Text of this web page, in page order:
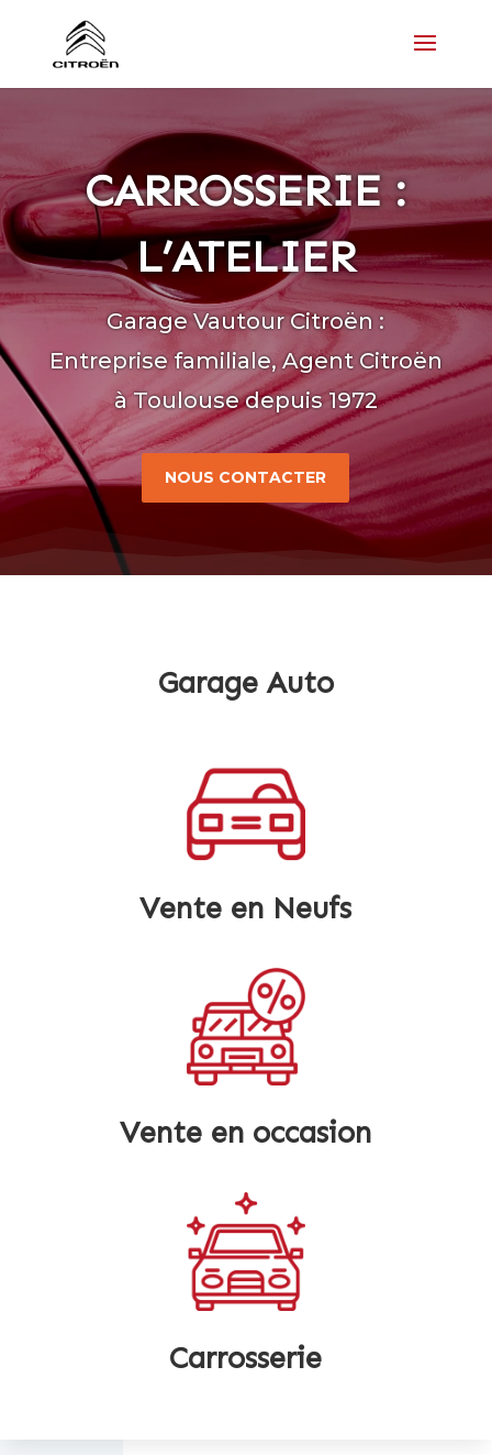
CARROSSERIE :
L’ATELIER
Garage Vautour Citroën :
Entreprise familiale, Agent Citroën
à Toulouse depuis 1972
NOUS CONTACTER
Garage Auto
Vente en Neufs
Vente en occasion
Carrosserie